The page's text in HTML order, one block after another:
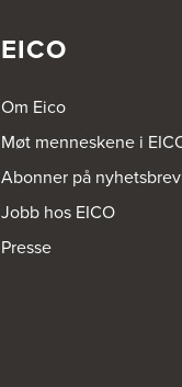
EICO
Om Eico
Møt menneskene i
Abonner på nyhetsbrev
Jobb hos EICO
Presse